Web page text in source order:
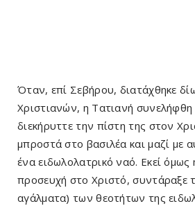
Όταν, επί Σεβήρου, διατάχθηκε
Χριστιανών, η Τατιανή συνελήφθη
διεκήρυττε την πίστη της στον
μπροστά στο βασιλέα και μαζί με
ένα ειδωλολατρικό ναό. Εκεί όμως
προσευχή στο Χριστό, συντάραξε
αγάλματα) των θεοτήτων της